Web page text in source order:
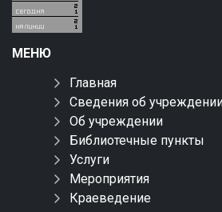
МЕНЮ
Главная
Сведения об
Об учреждении
Библиотечные пункты
Услуги
Мероприятия
Краеведение